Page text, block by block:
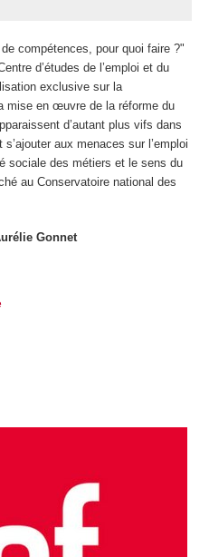
compétences, pour quoi faire ?"
d’études de l’emploi et du
exclusive sur la
mise en œuvre de la réforme du
d’autant plus vifs dans
aux menaces sur l’emploi
sociale des métiers et le sens du
au Conservatoire national des
Gonnet